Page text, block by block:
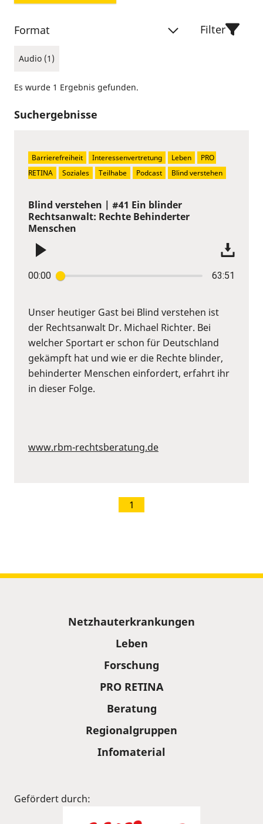
Format
Audio (1)
Filter
Es wurde 1 Ergebnis gefunden.
Suchergebnisse
Blind verstehen | #41 Ein blinder
Rechtsanwalt: Rechte Behinderter
Menschen
00:00 63:51
Unser heutiger Gast bei Blind verstehen ist
der Rechtsanwalt Dr. Michael Richter. Bei
welcher Sportart er schon für Deutschland
gekämpft hat und wie er die Rechte blinder,
behinderter Menschen einfordert, erfahrt ihr
in dieser Folge.
www.rbm-rechtsberatung.de
Barrierefreiheit Interessenvertretung Leben
PRO
RETINA
Soziales Teilhabe Podcast Blind verstehen
1
Netzhauterkrankungen
Leben
Forschung
PRO RETINA
Beratung
Regionalgruppen
Infomaterial
Gefördert durch: